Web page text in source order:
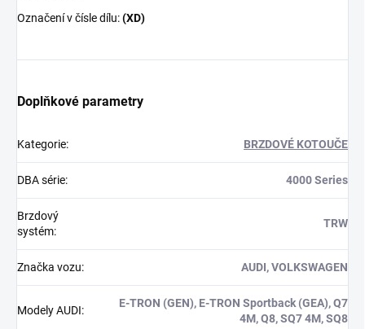
Označení v čísle dílu:(XD)
Doplňkové parametry
Kategorie: BRZDOVÉ KOTOUČE
DBA série: 4000 Series
Brzdový
systém:
TRW
Značka vozu: AUDI, VOLKSWAGEN
Modely AUDI:
E-TRON (GEN), E-TRON Sportback (GEA), Q7
4M, Q8, SQ7 4M, SQ8